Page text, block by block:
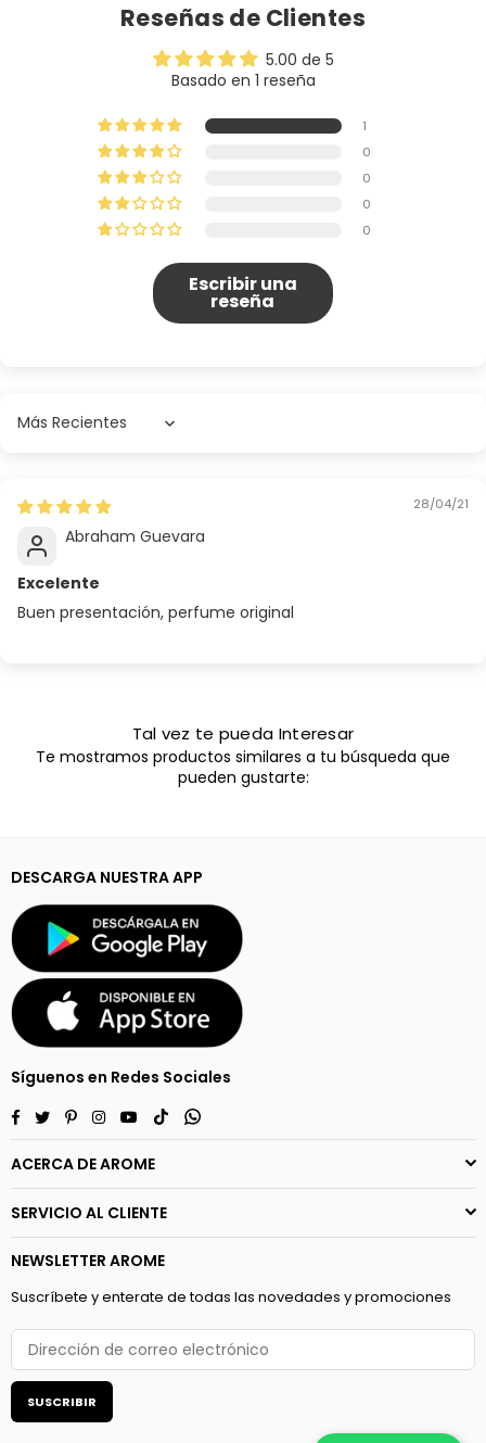
Reseñas de Clientes
5.00 de 5
Basado en 1 reseña
1
0
0
0
0
Escribir una
reseña
Sort by
28/04/21
Abraham Guevara
Excelente
Buen presentación, perfume original
Tal vez te pueda Interesar
Te mostramos productos similares a tu búsqueda que
pueden gustarte:
DESCARGA NUESTRA APP
Síguenos en Redes Sociales
Facebook
TwitterPinterestInstagramYouTube
TikTokWhatsapp
ACERCA DE AROME
SERVICIO AL CLIENTE
NEWSLETTER AROME
Suscríbete y enterate de todas las novedades y promociones
SUSCRIBIR